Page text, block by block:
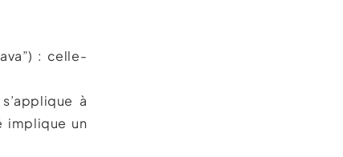
: celle-
à
implique un